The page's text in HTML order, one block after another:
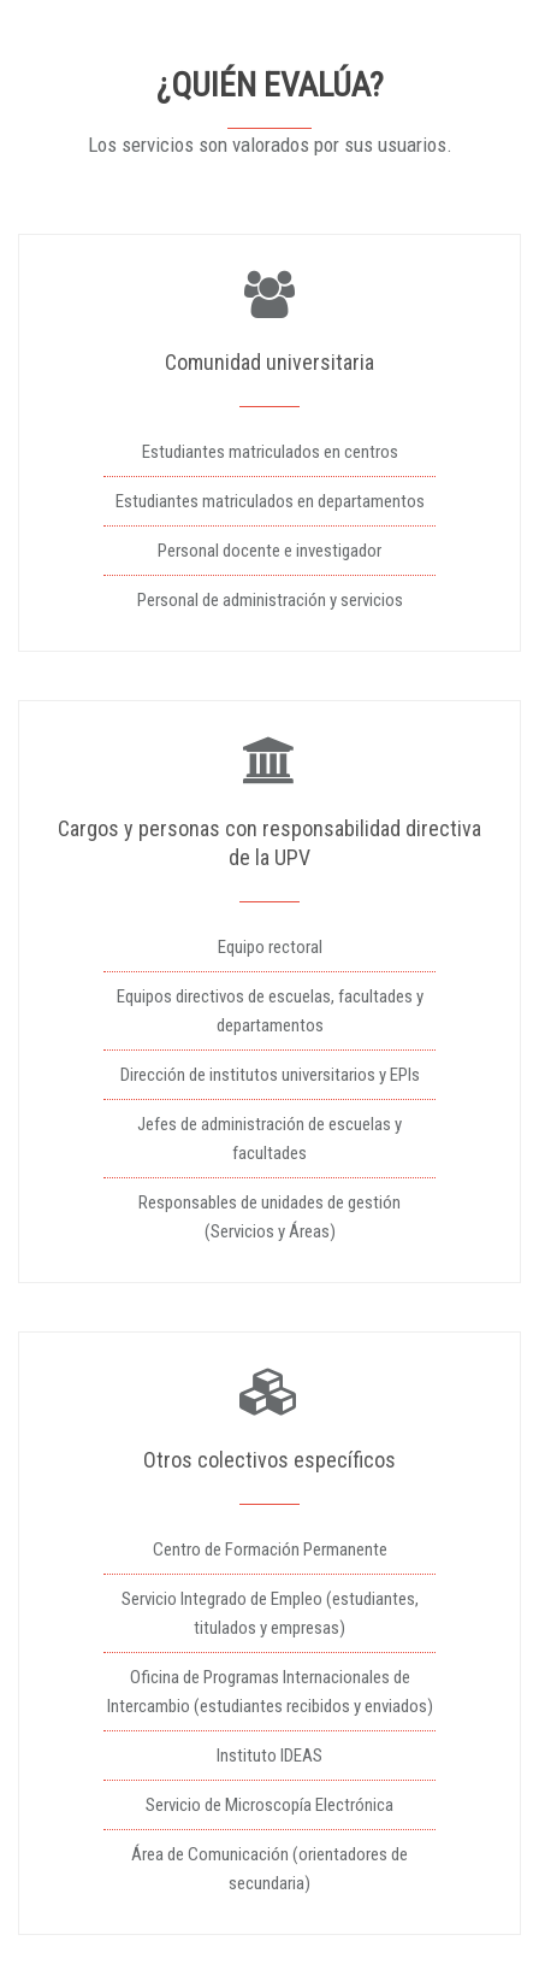
¿QUIÉN EVALÚA?
Los servicios son valorados por sus usuarios.
Comunidad universitaria
Estudiantes matriculados en centros
Estudiantes matriculados en departamentos
Personal docente e investigador
Personal de administración y servicios
Cargos y personas con responsabilidad directiva
de la UPV
Equipo rectoral
Equipos directivos de escuelas, facultades y
departamentos
Dirección de institutos universitarios y EPIs
Jefes de administración de escuelas y
facultades
Responsables de unidades de gestión
(Servicios y Áreas)
Otros colectivos específicos
Centro de Formación Permanente
Servicio Integrado de Empleo (estudiantes,
titulados y empresas)
Oficina de Programas Internacionales de
Intercambio (estudiantes recibidos y enviados)
Instituto IDEAS
Servicio de Microscopía Electrónica
Área de Comunicación (orientadores de
secundaria)